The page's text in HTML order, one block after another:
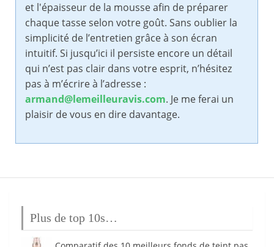
et l'épaisseur de la mousse afin de préparer
chaque tasse selon votre goût. Sans oublier la
simplicité de l’entretien grâce à son écran
intuitif. Si jusqu’ici il persiste encore un détail
qui n’est pas clair dans votre esprit, n’hésitez
pas à m’écrire à l’adresse :
armand@lemeilleuravis.com. Je me ferai un
plaisir de vous en dire davantage.
Plus de top 10s…